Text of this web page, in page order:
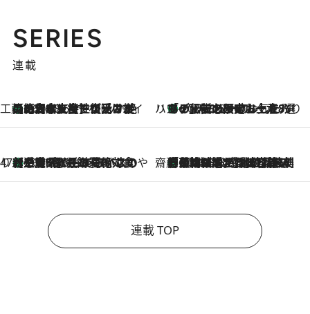
SERIES
連載
工藤まやのおもてなしハワイ
2026.8.6
【ハワイ土産】ローカルの絶大な支持で復活！ 絶品の幻クッキー《元ファンの日本人女性が受け継いだ名店》 ハワイ賢者 リサのお気に入りリスト2026.8.6
あの伝説の限定トートも！ リニューアルした「ディーン＆デルーカ ハワイ」で必須のお土産8選
47都道府県の手みやげ ひんやりスイーツで夏を満喫
2026.8.6
【三重県】この夏絶対食べたい 冷やしておいしいおやつ3選 お餅×アイスの新感覚スイーツ 齋藤 薫 美容脳ルネサンス
2026.8.6
「荷物が増えるほど旅ストレスは増す」美容ジャーナリストがたどり着いた最終結論。“化粧品を劇的に減らす”感動の凝縮美容とは
連載 TOP